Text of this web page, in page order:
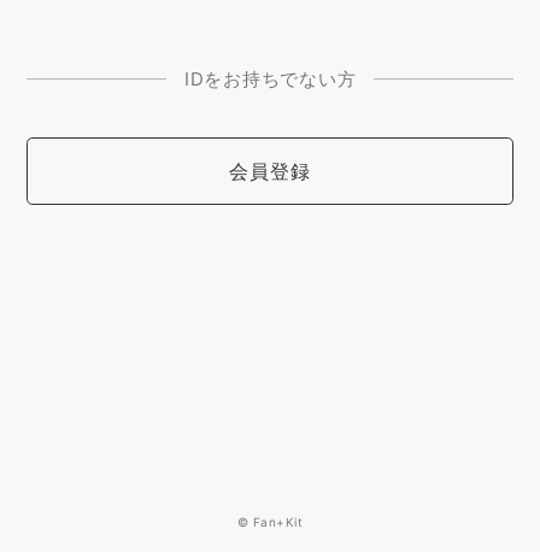
IDをお持ちでない方
会員登録
© Fan+Kit